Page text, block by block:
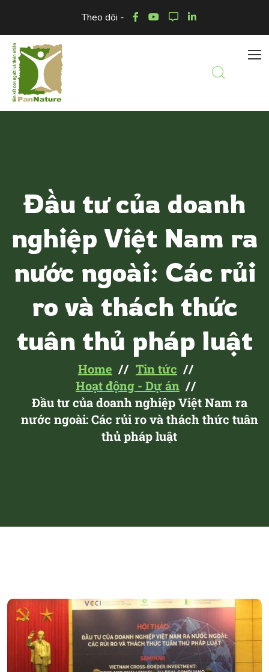
Theo dõi -
Đầu tư của doanh
nghiệp Việt Nam ra
nước ngoài: Các rủi
ro và thách thức
tuân thủ pháp luật
Home
Tin tức
Hoạt động - Dự án
Đầu tư của doanh nghiệp Việt Nam ra
nước ngoài: Các rủi ro và thách thức tuân
thủ pháp luật